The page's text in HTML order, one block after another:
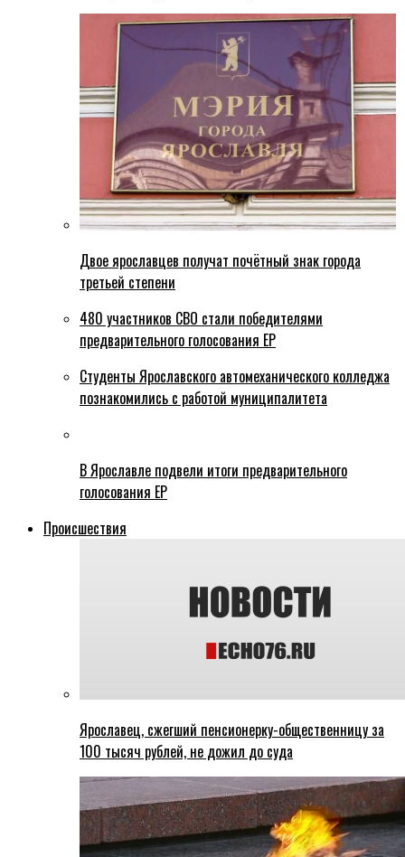
Двое ярославцев получат почётный знак города
третьей степени
480 участников СВО стали победителями
предварительного голосования ЕР
Студенты Ярославского автомеханического колледжа
познакомились с работой муниципалитета
В Ярославле подвели итоги предварительного
голосования ЕР
Происшествия
Ярославец, сжегший пенсионерку-общественницу за
100 тысяч рублей, не дожил до суда